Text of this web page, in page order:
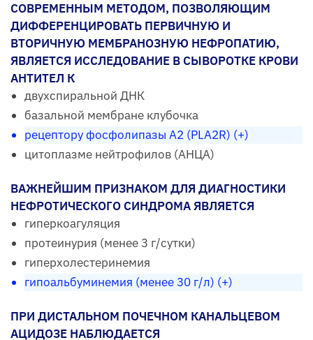
СОВРЕМЕННЫМ МЕТОДОМ, ПОЗВОЛЯЮЩИМ
ДИФФЕРЕНЦИРОВАТЬ ПЕРВИЧНУЮ И
ВТОРИЧНУЮ МЕМБРАНОЗНУЮ НЕФРОПАТИЮ,
ЯВЛЯЕТСЯ ИССЛЕДОВАНИЕ В СЫВОРОТКЕ КРОВИ
АНТИТЕЛ К
двухспиральной ДНК
базальной мембране клубочка
рецептору фосфолипазы А2 (PLA2R) (+)
цитоплазме нейтрофилов (АНЦА)
ВАЖНЕЙШИМ ПРИЗНАКОМ ДЛЯ ДИАГНОСТИКИ
НЕФРОТИЧЕСКОГО СИНДРОМА ЯВЛЯЕТСЯ
гиперкоагуляция
протеинурия (менее 3 г/сутки)
гиперхолестеринемия
гипоальбуминемия (менее 30 г/л) (+)
ПРИ ДИСТАЛЬНОМ ПОЧЕЧНОМ КАНАЛЬЦЕВОМ
АЦИДОЗЕ НАБЛЮДАЕТСЯ